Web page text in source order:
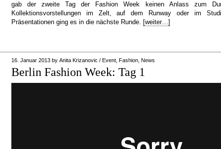
gab der zweite Tag der Fashion Week keinen Anlass zum
Kollektionsvorstellungen im Zelt, auf dem Runway oder im
Präsentationen ging es in die nächste Runde. [weiter…]
16. Januar 2013 by Anita Krizanovic / Event Fashion News
Berlin Fashion Week: Tag 1